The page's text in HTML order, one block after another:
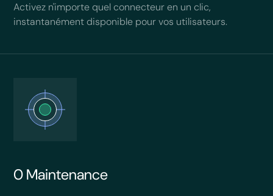
Activez n'importe quel connecteur en un clic,
instantanément disponible pour vos utilisateurs.
0 Maintenance